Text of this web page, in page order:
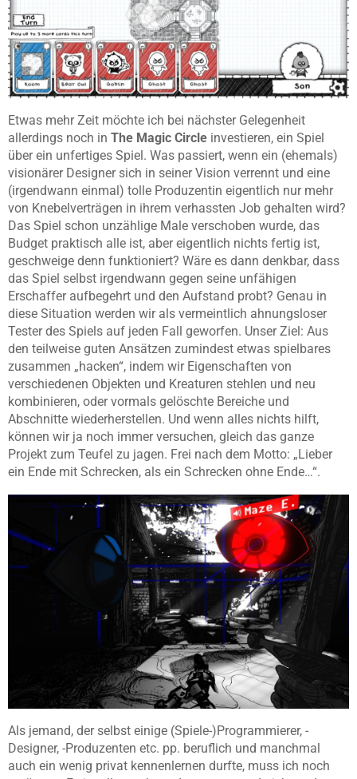
Etwas mehr Zeit möchte ich bei nächster Gelegenheit
allerdings noch in The Magic Circle investieren, ein Spiel
über ein unfertiges Spiel. Was passiert, wenn ein (ehemals)
visionärer Designer sich in seiner Vision verrennt und eine
(irgendwann einmal) tolle Produzentin eigentlich nur mehr
von Knebelverträgen in ihrem verhassten Job gehalten wird?
Das Spiel schon unzählige Male verschoben wurde, das
Budget praktisch alle ist, aber eigentlich nichts fertig ist,
geschweige denn funktioniert? Wäre es dann denkbar, dass
das Spiel selbst irgendwann gegen seine unfähigen
Erschaffer aufbegehrt und den Aufstand probt? Genau in
diese Situation werden wir als vermeintlich ahnungsloser
Tester des Spiels auf jeden Fall geworfen. Unser Ziel: Aus
den teilweise guten Ansätzen zumindest etwas spielbares
zusammen „hacken“, indem wir Eigenschaften von
verschiedenen Objekten und Kreaturen stehlen und neu
kombinieren, oder vormals gelöschte Bereiche und
Abschnitte wiederherstellen. Und wenn alles nichts hilft,
können wir ja noch immer versuchen, gleich das ganze
Projekt zum Teufel zu jagen. Frei nach dem Motto: „Lieber
ein Ende mit Schrecken, als ein Schrecken ohne Ende…“.
Als jemand, der selbst einige (Spiele-)Programmierer, -
Designer, -Produzenten etc. pp. beruflich und manchmal
auch ein wenig privat kennenlernen durfte, muss ich noch